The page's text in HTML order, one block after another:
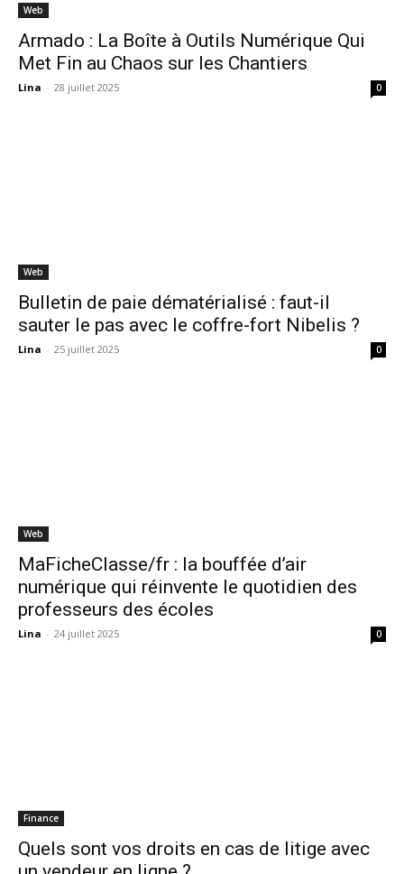
Web
Armado : La Boîte à Outils Numérique Qui
Met Fin au Chaos sur les Chantiers
Lina - 28 juillet 2025 0
Web
Bulletin de paie dématérialisé : faut-il
sauter le pas avec le coffre-fort Nibelis ?
Lina - 25 juillet 2025 0
Web
MaFicheClasse/fr : la bouffée d’air
numérique qui réinvente le quotidien des
professeurs des écoles
Lina - 24 juillet 2025 0
Finance
Quels sont vos droits en cas de litige avec